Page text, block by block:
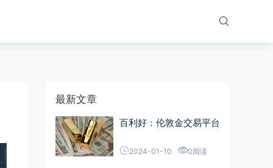
最新文章
百利好：伦敦金交易平台
2024-01-10 0阅读